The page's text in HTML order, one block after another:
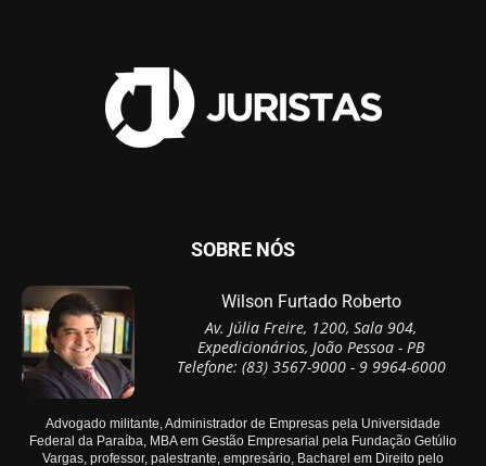
SOBRE NÓS
Wilson Furtado Roberto
Av. Júlia Freire, 1200, Sala 904,
Expedicionários, João Pessoa - PB
Telefone: (83) 3567-9000 - 9 9964-6000
Advogado militante, Administrador de Empresas pela Universidade
Federal da Paraíba, MBA em Gestão Empresarial pela Fundação Getúlio
Vargas, professor, palestrante, empresário, Bacharel em Direito pelo